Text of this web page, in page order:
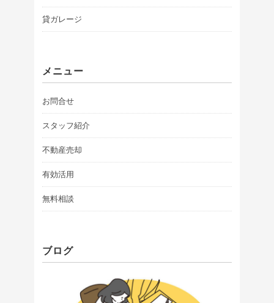
貸ガレージ
メニュー
お問合せ
スタッフ紹介
不動産売却
有効活用
無料相談
ブログ